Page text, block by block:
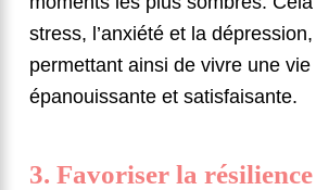
stress, l’anxiété et la
permettant ainsi de vivre une vie
épanouissante et satisfaisante.
3. Favoriser la